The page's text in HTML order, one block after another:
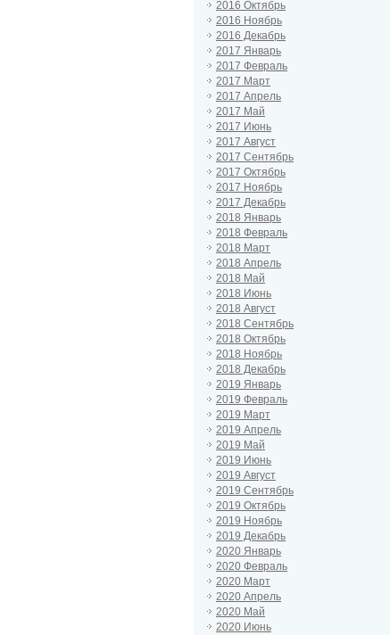
2016 Октябрь
2016 Ноябрь
2016 Декабрь
2017 Январь
2017 Февраль
2017 Март
2017 Апрель
2017 Май
2017 Июнь
2017 Август
2017 Сентябрь
2017 Октябрь
2017 Ноябрь
2017 Декабрь
2018 Январь
2018 Февраль
2018 Март
2018 Апрель
2018 Май
2018 Июнь
2018 Август
2018 Сентябрь
2018 Октябрь
2018 Ноябрь
2018 Декабрь
2019 Январь
2019 Февраль
2019 Март
2019 Апрель
2019 Май
2019 Июнь
2019 Август
2019 Сентябрь
2019 Октябрь
2019 Ноябрь
2019 Декабрь
2020 Январь
2020 Февраль
2020 Март
2020 Апрель
2020 Май
2020 Июнь